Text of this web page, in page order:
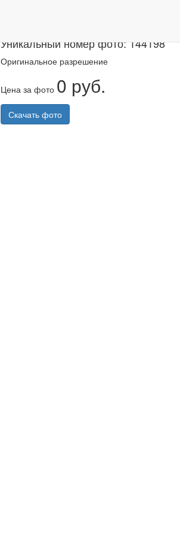
Казанский
Уникальный номер фото: 144198
Оригинальное разрешение
Цена за фото 0 руб.
Скачать фото